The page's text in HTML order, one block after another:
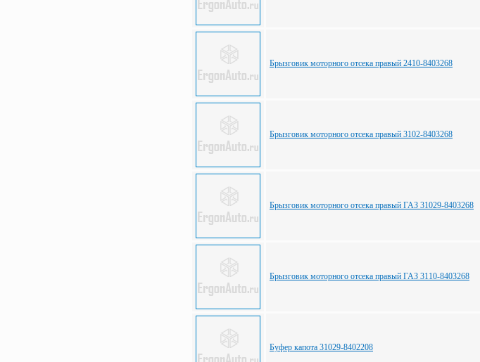
Брызговик моторного отсека правый 2410-8403268
Брызговик моторного отсека правый 3102-8403268
Брызговик моторного отсека правый ГАЗ 31029-8403268
Брызговик моторного отсека правый ГАЗ 3110-8403268
Буфер капота 31029-8402208